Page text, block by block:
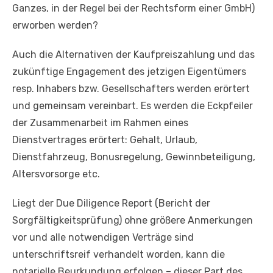
Ganzes, in der Regel bei der Rechtsform einer GmbH)
erworben werden?
Auch die Alternativen der Kaufpreiszahlung und das
zukünftige Engagement des jetzigen Eigentümers
resp. Inhabers bzw. Gesellschafters werden erörtert
und gemeinsam vereinbart. Es werden die Eckpfeiler
der Zusammenarbeit im Rahmen eines
Dienstvertrages erörtert: Gehalt, Urlaub,
Dienstfahrzeug, Bonusregelung, Gewinnbeteiligung,
Altersvorsorge etc.
Liegt der Due Diligence Report (Bericht der
Sorgfältigkeitsprüfung) ohne größere Anmerkungen
vor und alle notwendigen Verträge sind
unterschriftsreif verhandelt worden, kann die